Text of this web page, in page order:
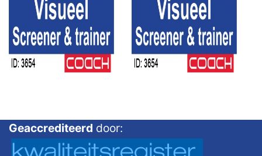
Geaccrediteerd door: